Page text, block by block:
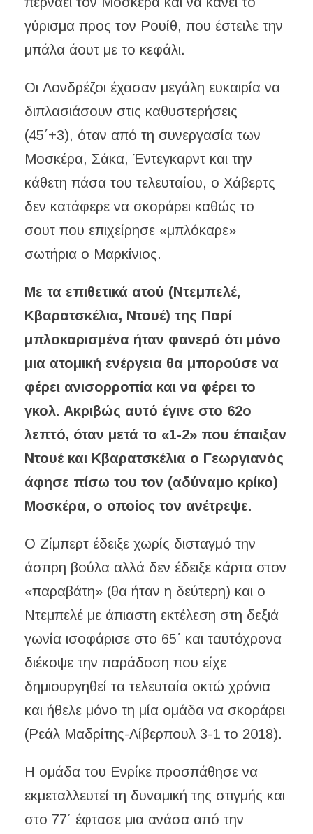
γύρισμα προς τον Ρουίθ, που έστειλε την
μπάλα άουτ με το κεφάλι.
Οι Λονδρέζοι έχασαν μεγάλη ευκαιρία να
διπλασιάσουν στις καθυστερήσεις
(45΄+3), όταν από τη συνεργασία των
Μοσκέρα, Σάκα, Έντεγκαρντ και την
κάθετη πάσα του τελευταίου, ο Χάβερτς
δεν κατάφερε να σκοράρει καθώς το
σουτ που επιχείρησε «μπλόκαρε»
σωτήρια ο Μαρκίνιος.
Με τα επιθετικά ατού (Ντεμπελέ,
Κβαρατσκέλια, Ντουέ) της Παρί
μπλοκαρισμένα ήταν φανερό ότι μόνο
μια ατομική ενέργεια θα μπορούσε να
φέρει ανισορροπία και να φέρει το
γκολ. Ακριβώς αυτό έγινε στο 62ο
λεπτό, όταν μετά το «1-2» που έπαιξαν
Ντουέ και Κβαρατσκέλια ο Γεωργιανός
άφησε πίσω του τον (αδύναμο κρίκο)
Μοσκέρα, ο οποίος τον ανέτρεψε.
Ο Ζίμπερτ έδειξε χωρίς δισταγμό την
άσπρη βούλα αλλά δεν έδειξε κάρτα στον
«παραβάτη» (θα ήταν η δεύτερη) και ο
Ντεμπελέ με άπιαστη εκτέλεση στη δεξιά
γωνία ισοφάρισε στο 65΄ και ταυτόχρονα
διέκοψε την παράδοση που είχε
δημιουργηθεί τα τελευταία οκτώ χρόνια
και ήθελε μόνο τη μία ομάδα να σκοράρει
(Ρεάλ Μαδρίτης-Λίβερπουλ 3-1 το 2018).
Η ομάδα του Ενρίκε προσπάθησε να
εκμεταλλευτεί τη δυναμική της στιγμής και
στο 77΄ έφτασε μια ανάσα από την